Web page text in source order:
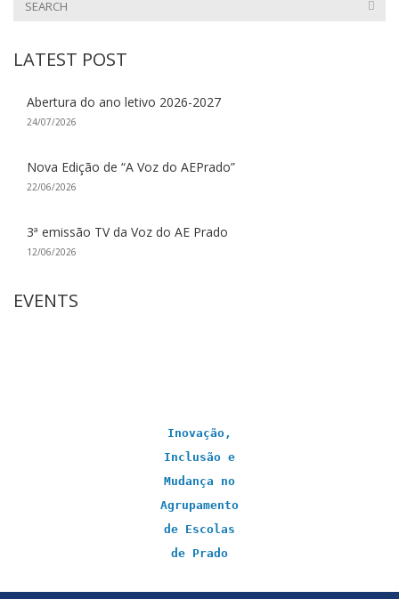
LATEST POST
Abertura do ano letivo 2026-2027
24/07/2026
Nova Edição de “A Voz do AEPrado”
22/06/2026
3ª emissão TV da Voz do AE Prado
12/06/2026
EVENTS
Inovação,
Inclusão e
Mudança no
Agrupamento
de Escolas
de Prado